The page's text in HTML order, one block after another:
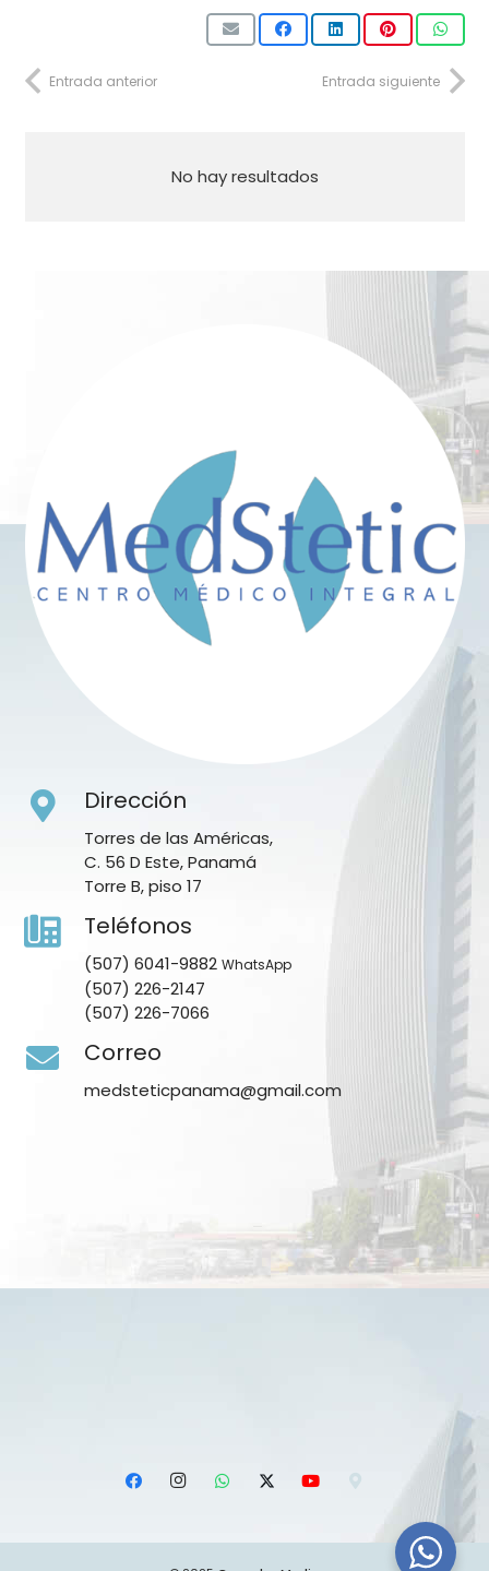
Entrada anterior Entrada siguiente
No hay resultados
Dirección
Torres de las Américas,
C. 56 D Este, Panamá
Torre B, piso 17
Teléfonos
(507) 6041-9882 WhatsApp
(507) 226-2147
(507) 226-7066
Correo
medsteticpanama@gmail.com